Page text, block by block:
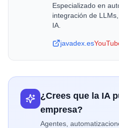
Especializado en
integración de
IA.
javadex.es
¿Crees que la IA
empresa?
Agentes,